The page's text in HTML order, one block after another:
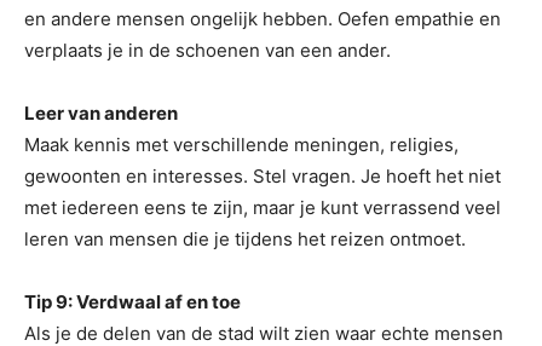
en andere mensen ongelijk hebben. Oefen empathie en
verplaats je in de schoenen van een ander.
Leer van anderen
Maak kennis met verschillende meningen, religies,
gewoonten en interesses. Stel vragen. Je hoeft het niet
met iedereen eens te zijn, maar je kunt verrassend veel
leren van mensen die je tijdens het reizen ontmoet.
Tip 9: Verdwaal af en toe
Als je de delen van de stad wilt zien waar echte mensen